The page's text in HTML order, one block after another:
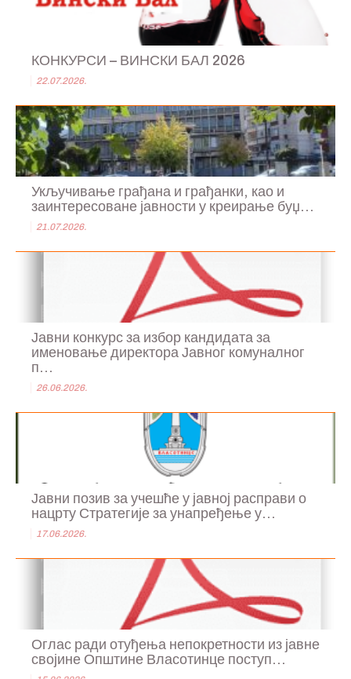
КОНКУРСИ – ВИНСКИ БАЛ 2026
22.07.2026.
Укључивање грађана и грађанки, као и
заинтересоване јавности у креирање буџ...
21.07.2026.
Јавни конкурс за избор кандидата за
именовање директора Јавног комуналног
п...
26.06.2026.
Јавни позив за учешће у јавној расправи о
нацрту Стратегије за унапређење у...
17.06.2026.
Оглас ради отуђења непокретности из јавне
својине Општине Власотинце поступ...